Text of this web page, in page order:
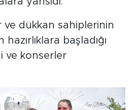
ve dükkan sahiplerinin
başladığı
ve konserler